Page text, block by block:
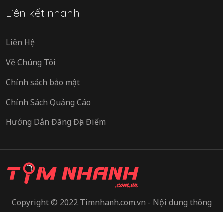
Liên kết nhanh
Liên Hệ
Về Chúng Tôi
Chính sách bảo mật
Chính Sách Quảng Cáo
Hướng Dẫn Đăng Địa Điểm
Copyright © 2022 Timnhanh.com.vn - Nội dung thông